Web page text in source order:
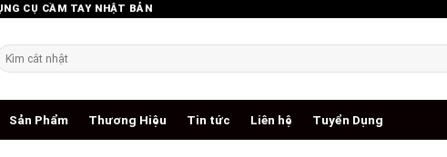
CỤ CẦM TAY NHẬT BẢN
Sản Phẩm Thương Hiệu Tin tức Liên hệ Tuyển Dụng